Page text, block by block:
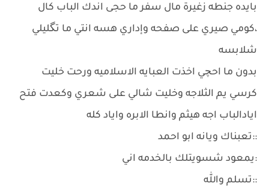
بايده جنطه زغيرة مال سفر ما حجى اندك الباب كال
،كومي صيري على صفحه وإداري هسه انتي ما تگليلي
شلابسه
بدون ما احچي اخذت العبايه الاسلاميه ورحت خليت
كرسي يم الثلاجه وخليت شالي على شعري وكعدت فتح
ايادالباب اجه هيثم وانطا الابره واياد كله
::تعبناك ويانه ابو احمد
:يمعود شسويتلك بالخدمه اني
::تسلم والله